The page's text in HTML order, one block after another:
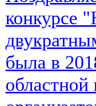
конкурсе
была в